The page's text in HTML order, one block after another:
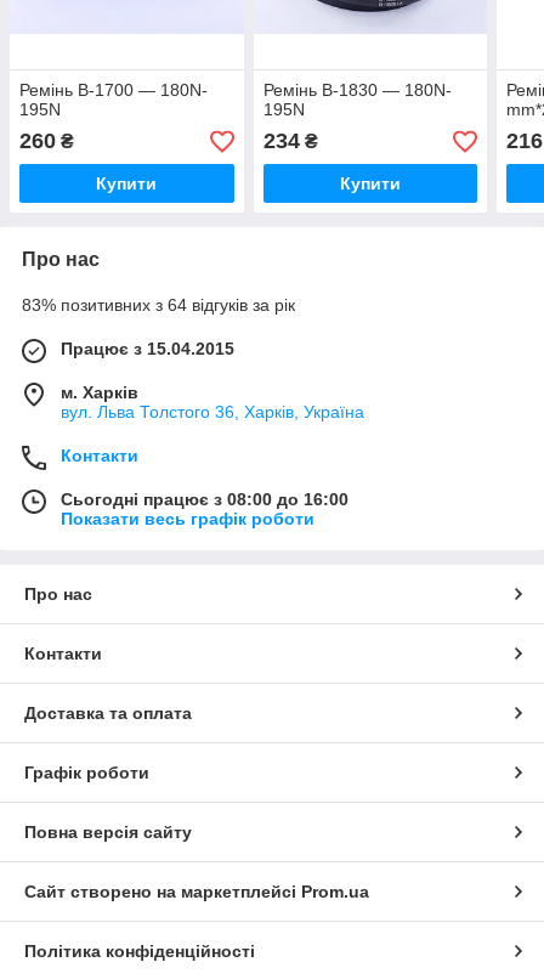
Ремінь B-1700 — 180N-
195N
260 ₴
Купити
Ремінь B-1830 — 180N-
195N
234₴
Купити
216
Про нас
83% позитивних з 64 відгуків за рік
Працює з 15.04.2015
м. Харків
вул. Льва Толстого 36, Харків, Україна
Контакти
Сьогодні працює з 08:00 до 16:00
Показати весь графік роботи
Про нас
Контакти
Доставка та оплата
Графік роботи
Повна версія сайту
Сайт створено на маркетплейсі Prom.ua
Політика конфіденційності